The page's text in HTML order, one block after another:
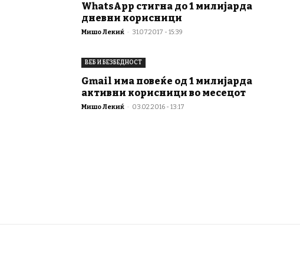
WhatsApp стигна до 1 милијарда
дневни корисници
Мишо Лекиќ - 31.07.2017 - 15:39
ВЕБ И БЕЗБЕДНОСТ
Gmail има повеќе од 1 милијарда
активни корисници во месецот
Мишо Лекиќ - 03.02.2016 - 13:17